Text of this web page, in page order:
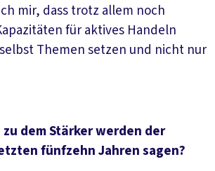
mir, dass trotz allem noch
für aktives Handeln
Themen setzen und nicht nur
dem Stärker werden der
fünfzehn Jahren sagen?